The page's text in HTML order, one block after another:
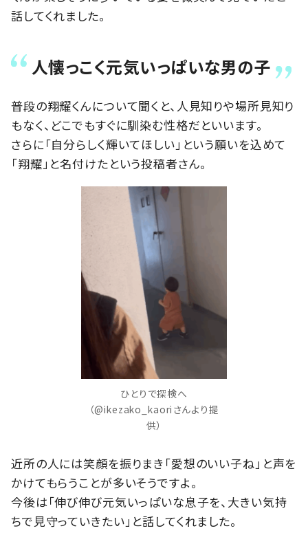
話してくれました。
人懐っこく元気いっぱいな男の子
普段の翔耀くんについて聞くと、人見知りや場所見知り
もなく、どこでもすぐに馴染む性格だといいます。
さらに「自分らしく輝いてほしい」という願いを込めて
「翔耀」と名付けたという投稿者さん。
ひとりで探検へ
（@ikezako_kaoriさんより提
供）
近所の人には笑顔を振りまき「愛想のいい子ね」と声を
かけてもらうことが多いそうですよ。
今後は「伸び伸び元気いっぱいな息子を、大きい気持
ちで見守っていきたい」と話してくれました。